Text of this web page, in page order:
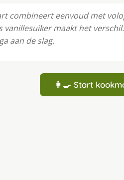
combineert eenvoud met
vanillesuiker maakt het
aan de slag.
👩‍🍳 Start